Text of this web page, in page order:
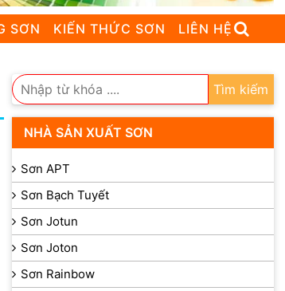
SƠN KIẾN THỨC SƠN LIÊN HỆ
Tìm kiếm
NHÀ SẢN XUẤT SƠN
Sơn APT
Sơn Bạch Tuyết
Sơn Jotun
Sơn Joton
Sơn Rainbow